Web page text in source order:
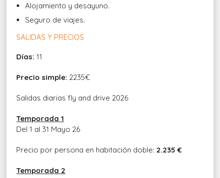
Alojamiento y desayuno.
Seguro de viajes.
SALIDAS Y PRECIOS
Días: 11
Precio simple: 2235€
Salidas diarias fly and drive 2026
Temporada 1
Del 1 al 31 Mayo 26
Precio por persona en habitación doble: 2.235 €
Temporada 2